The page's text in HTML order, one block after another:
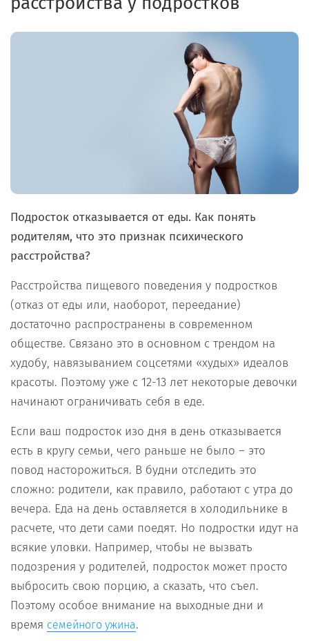
Подросток отказывается от еды. Как понять
родителям, что это признак психического
расстройства?
Расстройства пищевого поведения у подростков
(отказ от еды или, наоборот, переедание)
достаточно распространены в современном
обществе. Связано это в основном с трендом на
худобу, навязыванием соцсетями «худых» идеалов
красоты. Поэтому уже с 12-13 лет некоторые девочки
начинают ограничивать себя в еде.
Если ваш подросток изо дня в день отказывается
есть в кругу семьи, чего раньше не было – это
повод насторожиться. В будни отследить это
сложно: родители, как правило, работают с утра до
вечера. Еда на день оставляется в холодильнике в
расчете, что дети сами поедят. Но подростки идут на
всякие уловки. Например, чтобы не вызвать
подозрения у родителей, подросток может просто
выбросить свою порцию, а сказать, что съел.
Поэтому особое внимание на выходные дни и
время семейного ужина.